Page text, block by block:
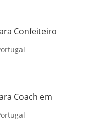
Confeiteiro
Coach em